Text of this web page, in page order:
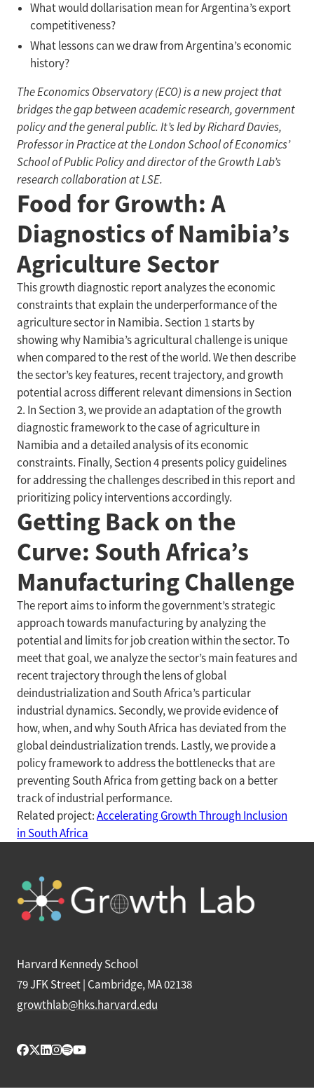
What would dollarisation mean for Argentina’s export
competitiveness?
What lessons can we draw from Argentina’s economic
history?
The Economics Observatory (ECO) is a new project that
bridges the gap between academic research, government
policy and the general public. It’s led by Richard Davies,
Professor in Practice at the London School of Economics’
School of Public Policy and director of the Growth Lab’s
research collaboration at LSE.
Food for Growth: A
Diagnostics of Namibia’s
Agriculture Sector
This growth diagnostic report analyzes the economic
constraints that explain the underperformance of the
agriculture sector in Namibia. Section 1 starts by
showing why Namibia’s agricultural challenge is unique
when compared to the rest of the world. We then describe
the sector’s key features, recent trajectory, and growth
potential across different relevant dimensions in Section
2. In Section 3, we provide an adaptation of the growth
diagnostic framework to the case of agriculture in
Namibia and a detailed analysis of its economic
constraints. Finally, Section 4 presents policy guidelines
for addressing the challenges described in this report and
prioritizing policy interventions accordingly.
Getting Back on the
Curve: South Africa’s
Manufacturing Challenge
The report aims to inform the government’s strategic
approach towards manufacturing by analyzing the
potential and limits for job creation within the sector. To
meet that goal, we analyze the sector’s main features and
recent trajectory through the lens of global
deindustrialization and South Africa’s particular
industrial dynamics. Secondly, we provide evidence of
how, when, and why South Africa has deviated from the
global deindustrialization trends. Lastly, we provide a
policy framework to address the bottlenecks that are
preventing South Africa from getting back on a better
track of industrial performance.
Related project:Accelerating Growth Through Inclusion
in South Africa
Harvard Kennedy School
79 JFK Street | Cambridge, MA 02138
growthlab@hks.harvard.edu